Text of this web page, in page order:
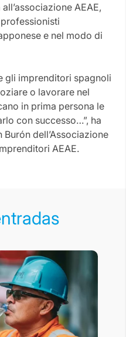
AEAE,
e nel modo di
gli imprenditori spagnoli
o lavorare nel
in prima persona le
con successo…”, ha
dell’Associazione
AEAE.